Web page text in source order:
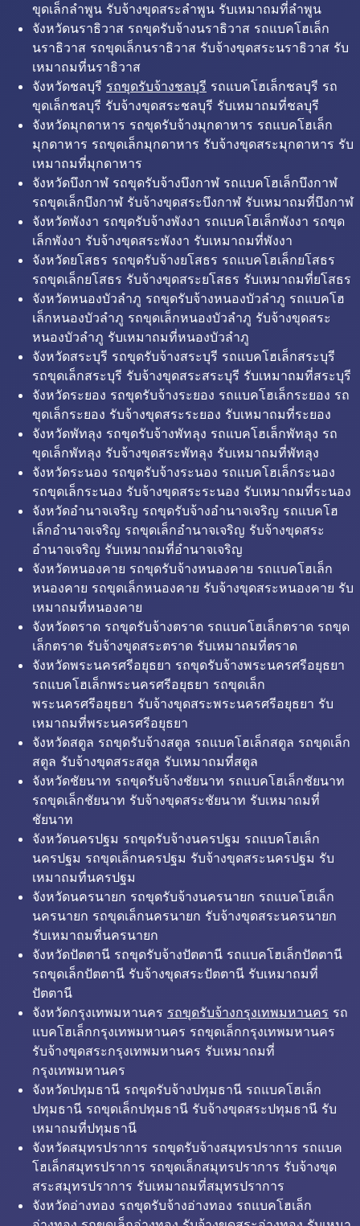
ขุดเล็กลำพูน รับจ้างขุดสระลำพูน รับเหมาถมที่ลำพูน
จังหวัดนราธิวาส รถขุดรับจ้างนราธิวาส รถแบคโฮเล็ก
นราธิวาส รถขุดเล็กนราธิวาส รับจ้างขุดสระนราธิวาส รับ
เหมาถมที่นราธิวาส
จังหวัดชลบุรี รถขุดรับจ้างชลบุรี รถแบคโฮเล็กชลบุรี รถ
ขุดเล็กชลบุรี รับจ้างขุดสระชลบุรี รับเหมาถมที่ชลบุรี
จังหวัดมุกดาหาร รถขุดรับจ้างมุกดาหาร รถแบคโฮเล็ก
มุกดาหาร รถขุดเล็กมุกดาหาร รับจ้างขุดสระมุกดาหาร รับ
เหมาถมที่มุกดาหาร
จังหวัดบึงกาฬ รถขุดรับจ้างบึงกาฬ รถแบคโฮเล็กบึงกาฬ
รถขุดเล็กบึงกาฬ รับจ้างขุดสระบึงกาฬ รับเหมาถมที่บึงกาฬ
จังหวัดพังงา รถขุดรับจ้างพังงา รถแบคโฮเล็กพังงา รถขุด
เล็กพังงา รับจ้างขุดสระพังงา รับเหมาถมที่พังงา
จังหวัดยโสธร รถขุดรับจ้างยโสธร รถแบคโฮเล็กยโสธร
รถขุดเล็กยโสธร รับจ้างขุดสระยโสธร รับเหมาถมที่ยโสธร
จังหวัดหนองบัวลำภู รถขุดรับจ้างหนองบัวลำภู รถแบคโฮ
เล็กหนองบัวลำภู รถขุดเล็กหนองบัวลำภู รับจ้างขุดสระ
หนองบัวลำภู รับเหมาถมที่หนองบัวลำภู
จังหวัดสระบุรี รถขุดรับจ้างสระบุรี รถแบคโฮเล็กสระบุรี
รถขุดเล็กสระบุรี รับจ้างขุดสระสระบุรี รับเหมาถมที่สระบุรี
จังหวัดระยอง รถขุดรับจ้างระยอง รถแบคโฮเล็กระยอง รถ
ขุดเล็กระยอง รับจ้างขุดสระระยอง รับเหมาถมที่ระยอง
จังหวัดพัทลุง รถขุดรับจ้างพัทลุง รถแบคโฮเล็กพัทลุง รถ
ขุดเล็กพัทลุง รับจ้างขุดสระพัทลุง รับเหมาถมที่พัทลุง
จังหวัดระนอง รถขุดรับจ้างระนอง รถแบคโฮเล็กระนอง
รถขุดเล็กระนอง รับจ้างขุดสระระนอง รับเหมาถมที่ระนอง
จังหวัดอำนาจเจริญ รถขุดรับจ้างอำนาจเจริญ รถแบคโฮ
เล็กอำนาจเจริญ รถขุดเล็กอำนาจเจริญ รับจ้างขุดสระ
อำนาจเจริญ รับเหมาถมที่อำนาจเจริญ
จังหวัดหนองคาย รถขุดรับจ้างหนองคาย รถแบคโฮเล็ก
หนองคาย รถขุดเล็กหนองคาย รับจ้างขุดสระหนองคาย รับ
เหมาถมที่หนองคาย
จังหวัดตราด รถขุดรับจ้างตราด รถแบคโฮเล็กตราด รถขุด
เล็กตราด รับจ้างขุดสระตราด รับเหมาถมที่ตราด
จังหวัดพระนครศรีอยุธยา รถขุดรับจ้างพระนครศรีอยุธยา
รถแบคโฮเล็กพระนครศรีอยุธยา รถขุดเล็ก
พระนครศรีอยุธยา รับจ้างขุดสระพระนครศรีอยุธยา รับ
เหมาถมที่พระนครศรีอยุธยา
จังหวัดสตูล รถขุดรับจ้างสตูล รถแบคโฮเล็กสตูล รถขุดเล็ก
สตูล รับจ้างขุดสระสตูล รับเหมาถมที่สตูล
จังหวัดชัยนาท รถขุดรับจ้างชัยนาท รถแบคโฮเล็กชัยนาท
รถขุดเล็กชัยนาท รับจ้างขุดสระชัยนาท รับเหมาถมที่
ชัยนาท
จังหวัดนครปฐม รถขุดรับจ้างนครปฐม รถแบคโฮเล็ก
นครปฐม รถขุดเล็กนครปฐม รับจ้างขุดสระนครปฐม รับ
เหมาถมที่นครปฐม
จังหวัดนครนายก รถขุดรับจ้างนครนายก รถแบคโฮเล็ก
นครนายก รถขุดเล็กนครนายก รับจ้างขุดสระนครนายก
รับเหมาถมที่นครนายก
จังหวัดปัตตานี รถขุดรับจ้างปัตตานี รถแบคโฮเล็กปัตตานี
รถขุดเล็กปัตตานี รับจ้างขุดสระปัตตานี รับเหมาถมที่
ปัตตานี
จังหวัดกรุงเทพมหานคร รถขุดรับจ้างกรุงเทพมหานคร รถ
แบคโฮเล็กกรุงเทพมหานคร รถขุดเล็กกรุงเทพมหานคร
รับจ้างขุดสระกรุงเทพมหานคร รับเหมาถมที่
กรุงเทพมหานคร
จังหวัดปทุมธานี รถขุดรับจ้างปทุมธานี รถแบคโฮเล็ก
ปทุมธานี รถขุดเล็กปทุมธานี รับจ้างขุดสระปทุมธานี รับ
เหมาถมที่ปทุมธานี
จังหวัดสมุทรปราการ รถขุดรับจ้างสมุทรปราการ รถแบค
โฮเล็กสมุทรปราการ รถขุดเล็กสมุทรปราการ รับจ้างขุด
สระสมุทรปราการ รับเหมาถมที่สมุทรปราการ
จังหวัดอ่างทอง รถขุดรับจ้างอ่างทอง รถแบคโฮเล็ก